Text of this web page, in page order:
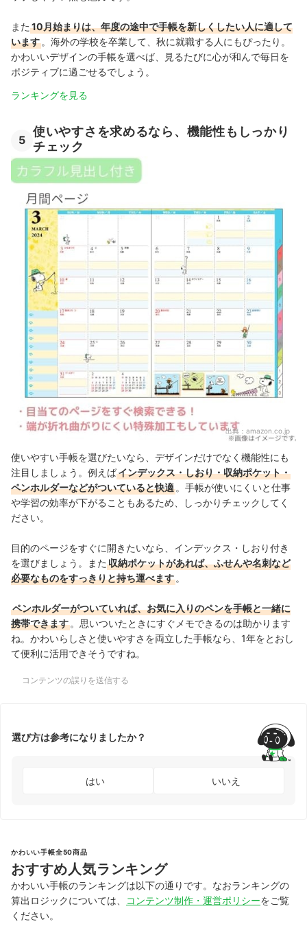
また 10月始まりは、年度の途中で手帳を新しくしたい人に適して
います 。海外の学校を卒業して、秋に就職する人にもぴったり 。
かわいいデザインの手帳を選べば、見るたびに心が和んで毎日を
ポジティブに過ごせるでしょう。
ランキングを見る
5
使いやすさを求めるなら、機能性もしっかり
チェック
出典： amazon.co.jp
使いやすい手帳を選びたいなら、デザインだけでなく機能性にも
注目しましょう。例えばインデックス・しおり・収納ポケット・
ペンホルダーなどがついていると快適 。 手帳が使いにくいと仕事
や学習の効率が下がることもあるため、
しっかりチェックしてく
ださい。
目的のページをすぐに開きたいなら、インデックス・しおり付き
を選びましょう。また 収納ポケットがあれば、ふせんや名刺など
必要なものをすっきりと持ち運べます 。
ペンホルダーがついていれば、お気に入りのペンを手帳と一緒に
携帯できます 。思いついたときにすぐメモできるのは助かります
ね。 かわいらしさと使いやすさを両立した手帳なら、1年をとおし
て便利に活用できそうですね。
コンテンツの誤りを送信する
選び方は参考になりましたか？
はい いいえ
かわいい手帳全50商品
おすすめ人気ランキング
かわいい手帳のランキングは以下の通りです。なおランキングの
算出ロジックについては、
コンテンツ制作・運営ポリシーをご覧
ください。